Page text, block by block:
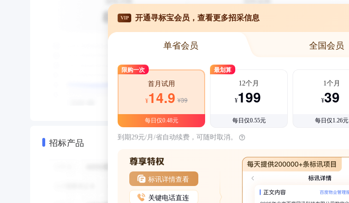
招标产品
VIP 开通寻标宝会员，查看更多招采信息
单省会员 全国会员
限购一次
首月试用
¥14.9 ¥39
每日仅0.48元
最划算
12个月
¥199
每日仅0.55元
1个月
¥39
每日仅1.26元
到期29元/月/省自动续费，可随时取消。
标讯详情查看
关键电话直连